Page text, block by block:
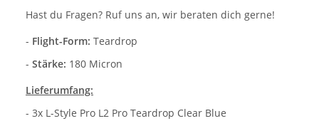
Hast du Fragen? Ruf uns an, wir beraten dich gerne!
- Flight-Form: Teardrop
- Stärke: 180 Micron
Lieferumfang:
- 3x L-Style Pro L2 Pro Teardrop Clear Blue